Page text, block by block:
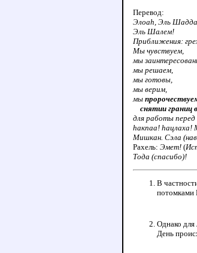
Перевод:
Элоаh, Эль
Эль Шалем!
Приближения:
Мы чувствуем,
мы
мы решаем,
мы готовы,
мы верим,
мы
снятии границ
для работы перед
hакпаа! hацлаха!
Мишкан. Сэла
Рахель: Эмет! (
Тода (спасибо)!
В
потомками
Однако
День